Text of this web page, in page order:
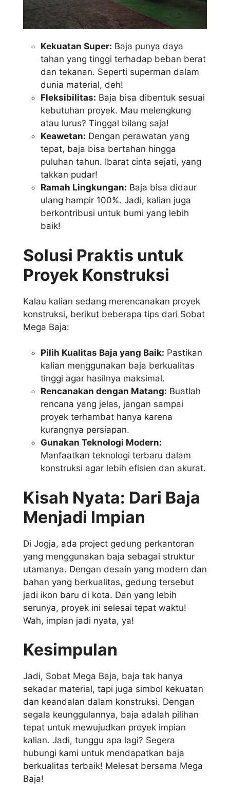
Kekuatan Super: Baja punya daya
tahan yang tinggi terhadap beban berat
dan tekanan. Seperti superman dalam
dunia material, deh!
Fleksibilitas: Baja bisa dibentuk sesuai
kebutuhan proyek. Mau melengkung
atau lurus? Tinggal bilang saja!
Keawetan: Dengan perawatan yang
tepat, baja bisa bertahan hingga
puluhan tahun. Ibarat cinta sejati, yang
takkan pudar!
Ramah Lingkungan: Baja bisa didaur
ulang hampir 100%. Jadi, kalian juga
berkontribusi untuk bumi yang lebih
baik!
Solusi Praktis untuk
Proyek Konstruksi
Kalau kalian sedang merencanakan proyek
konstruksi, berikut beberapa tips dari Sobat
Mega Baja:
Pilih Kualitas Baja yang Baik: Pastikan
kalian menggunakan baja berkualitas
tinggi agar hasilnya maksimal.
Rencanakan dengan Matang: Buatlah
rencana yang jelas, jangan sampai
proyek terhambat hanya karena
kurangnya persiapan.
Gunakan Teknologi Modern:
Manfaatkan teknologi terbaru dalam
konstruksi agar lebih efisien dan akurat.
Kisah Nyata: Dari Baja
Menjadi Impian
Di Jogja, ada project gedung perkantoran
yang menggunakan baja sebagai struktur
utamanya. Dengan desain yang modern dan
bahan yang berkualitas, gedung tersebut
jadi ikon baru di kota. Dan yang lebih
serunya, proyek ini selesai tepat waktu!
Wah, impian jadi nyata, ya!
Kesimpulan
Jadi, Sobat Mega Baja, baja tak hanya
sekadar material, tapi juga simbol kekuatan
dan keandalan dalam konstruksi. Dengan
segala keunggulannya, baja adalah pilihan
tepat untuk mewujudkan proyek impian
kalian. Jadi, tunggu apa lagi? Segera
hubungi kami untuk mendapatkan baja
berkualitas terbaik! Melesat bersama Mega
Baja!